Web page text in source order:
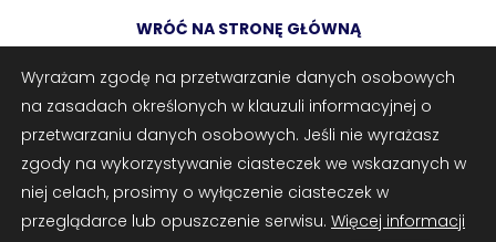
WRÓĆ NA STRONĘ GŁÓWNĄ
© 2025 Spółdzielnia Mieszkaniowa „Oświecenia” w Krakowie | os.
Oświecenia 45, 31-636 Kraków | tel.: 12 647-07-08 | e-mail:
sekretariat@oswiecenia.pl | www.oswiecenia.pl
Załączniki opcjonalnie
Zrób zrzut ekranu Dodaj plik
Możesz dodać zrzut ekranu lub inne pliki (png, jpg, pdf)
Wyrażam zgodę na przetwarzanie danych osobowych
na zasadach określonych w klauzuli informacyjnej o
przetwarzaniu danych osobowych. Jeśli nie wyrażasz
zgody na wykorzystywanie ciasteczek we wskazanych w
niej celach, prosimy o wyłączenie ciasteczek w
przeglądarce lub opuszczenie serwisu. Więcej informacji